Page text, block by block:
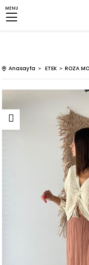
MENU
Anasayfa ETEK ROZA